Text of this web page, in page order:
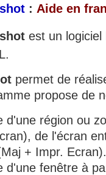
: Aide en
est un logiciel
permet de
propose de
d'une région ou
de l'écran
+ Impr. Ecran).
d'une fenêtre à